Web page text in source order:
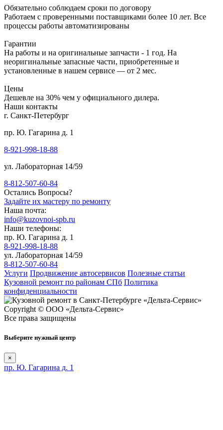
Обязательно соблюдаем сроки по договору
Работаем с проверенными поставщиками более 10 лет. Все
процессы работы автоматизированы
Гарантии
На работы и на оригинальные запчасти - 1 год. На
неоригинальные запасные части, приобретенные и
установленные в нашем сервисе — от 2 мес.
Цены
Дешевле на 30% чем у официального дилера.
Наши контакты
г. Санкт-Петербург
пр. Ю. Гагарина д. 1
8-921-998-18-88
ул. Лабораторная 14/59
8-812-507-60-84
Остались Вопросы?
Задайте их мастеру по ремонту
Наша почта:
info@kuzovnoi-spb.ru
Наши телефоны:
пр. Ю. Гагарина д. 1
8-921-998-18-88
ул. Лабораторная 14/59
8-812-507-60-84
Услуги Продвижение автосервисов Полезные статьи
Кузовной ремонт по районам СПб Политика
конфиденциальности
Copyright © ООО «Дельта-Сервис»
Все права защищены
Выберите нужный центр
×
пр. Ю. Гагарина д. 1